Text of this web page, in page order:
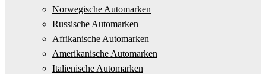
Norwegische Automarken
Russische Automarken
Afrikanische Automarken
Amerikanische Automarken
Italienische Automarken